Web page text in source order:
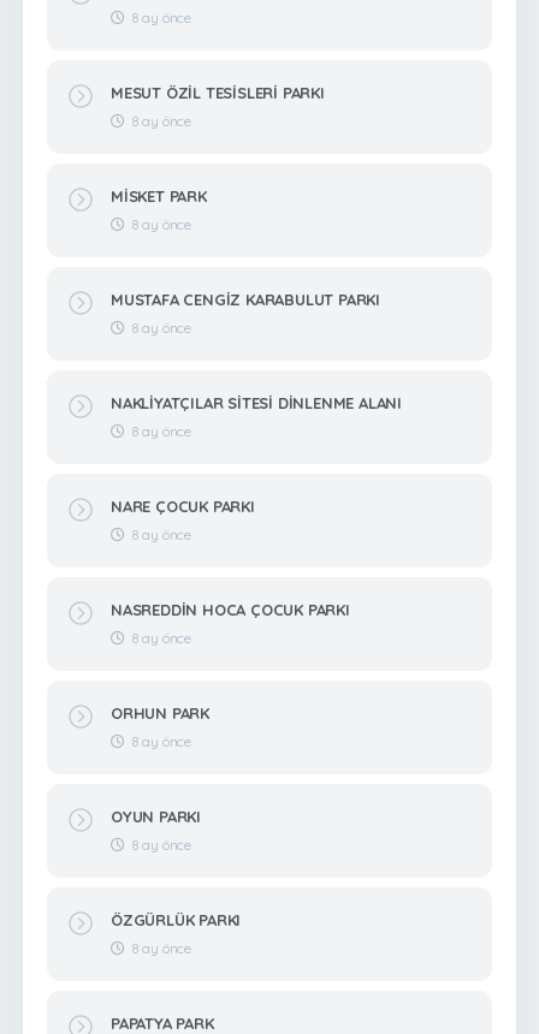
8 ay önce
MESUT ÖZİL TESİSLERİ PARKI
8 ay önce
MİSKET PARK
8 ay önce
MUSTAFA CENGİZ KARABULUT PARKI
8 ay önce
NAKLİYATÇILAR SİTESİ DİNLENME ALANI
8 ay önce
NARE ÇOCUK PARKI
8 ay önce
NASREDDİN HOCA ÇOCUK PARKI
8 ay önce
ORHUN PARK
8 ay önce
OYUN PARKI
8 ay önce
ÖZGÜRLÜK PARKI
8 ay önce
PAPATYA PARK